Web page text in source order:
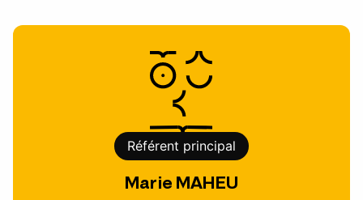
Référent principal
Marie MAHEU